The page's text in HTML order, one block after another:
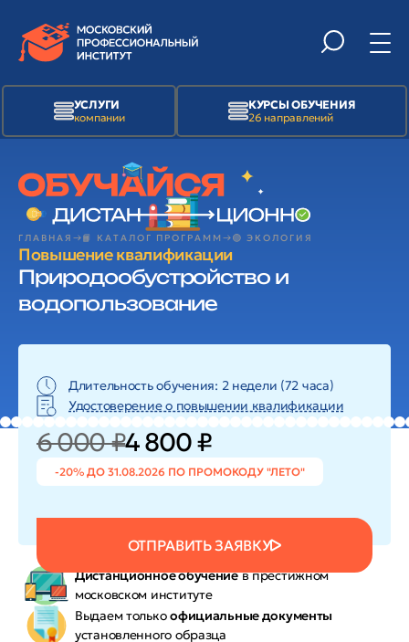
УСЛУГИ
компании
КУРСЫ ОБУЧЕНИЯ
26 направлений
ГЛАВНАЯ 📙 КАТАЛОГ ПРОГРАММ 🟢 ЭКОЛОГИЯ
Повышение квалификации
Природообустройство и
водопользование
Длительность обучения: 2 недели (72 часа)
Удостоверение о повышении квалификации
6 000 ₽4 800 ₽
-20% ДО 31.08.2026 ПО ПРОМОКОДУ "ЛЕТО"
ОТПРАВИТЬ ЗАЯВКУ
Дистанционное обучениев престижном
московском институте
Выдаем толькоофициальные документы
установленного образца